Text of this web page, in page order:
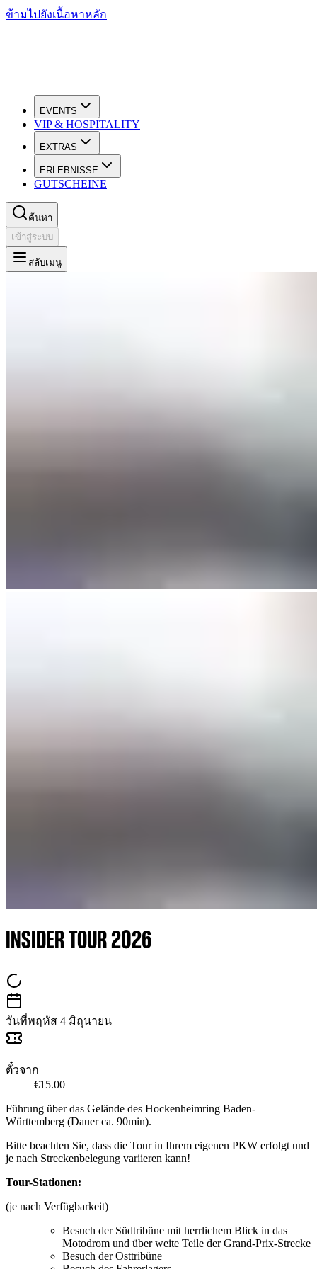
ข้ามไปยังเนื้อหาหลัก
EVENTS
VIP & HOSPITALITY
EXTRAS
ERLEBNISSE
GUTSCHEINE
ค้นหา
เข้าสู่ระบบ
สลับเมนู
INSIDER TOUR 2026
วันที่พฤหัส 4 มิถุนายน
ตั๋วจาก
€15.00
Führung über das Gelände des Hockenheimring Baden-
Württemberg (Dauer ca. 90min).
Bitte beachten Sie, dass die Tour in Ihrem eigenen PKW erfolgt und
je nach Streckenbelegung variieren kann!
Tour-Stationen:
(je nach Verfügbarkeit)
Besuch der Südtribüne mit herrlichem Blick in das
Motodrom und über weite Teile der Grand-Prix-Strecke
Besuch der Osttribüne